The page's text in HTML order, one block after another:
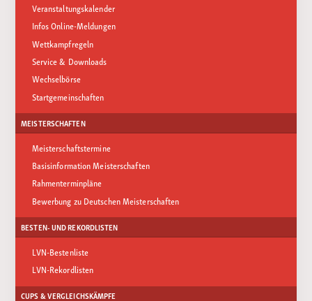
Veranstaltungskalender
Infos Online-Meldungen
Wettkampfregeln
Service & Downloads
Wechselbörse
Startgemeinschaften
MEISTERSCHAFTEN
Meisterschaftstermine
Basisinformation Meisterschaften
Rahmenterminpläne
Bewerbung zu Deutschen Meisterschaften
BESTEN- UND REKORDLISTEN
LVN-Bestenliste
LVN-Rekordlisten
CUPS & VERGLEICHSKÄMPFE